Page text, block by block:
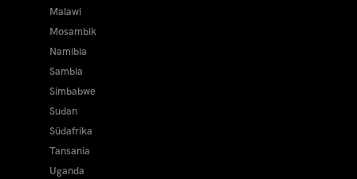
Malawi
Mosambik
Namibia
Sambia
Simbabwe
Sudan
Südafrika
Tansania
Uganda